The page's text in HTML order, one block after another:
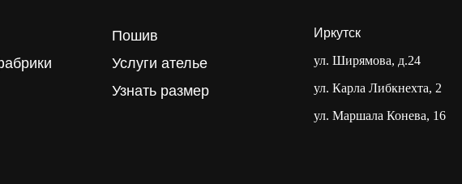
Пошив
Услуги ателье
Узнать размер
Иркутск
ул. Ширямова, д.24
ул. Карла Либкнехта, 2
ул. Маршала Конева, 16